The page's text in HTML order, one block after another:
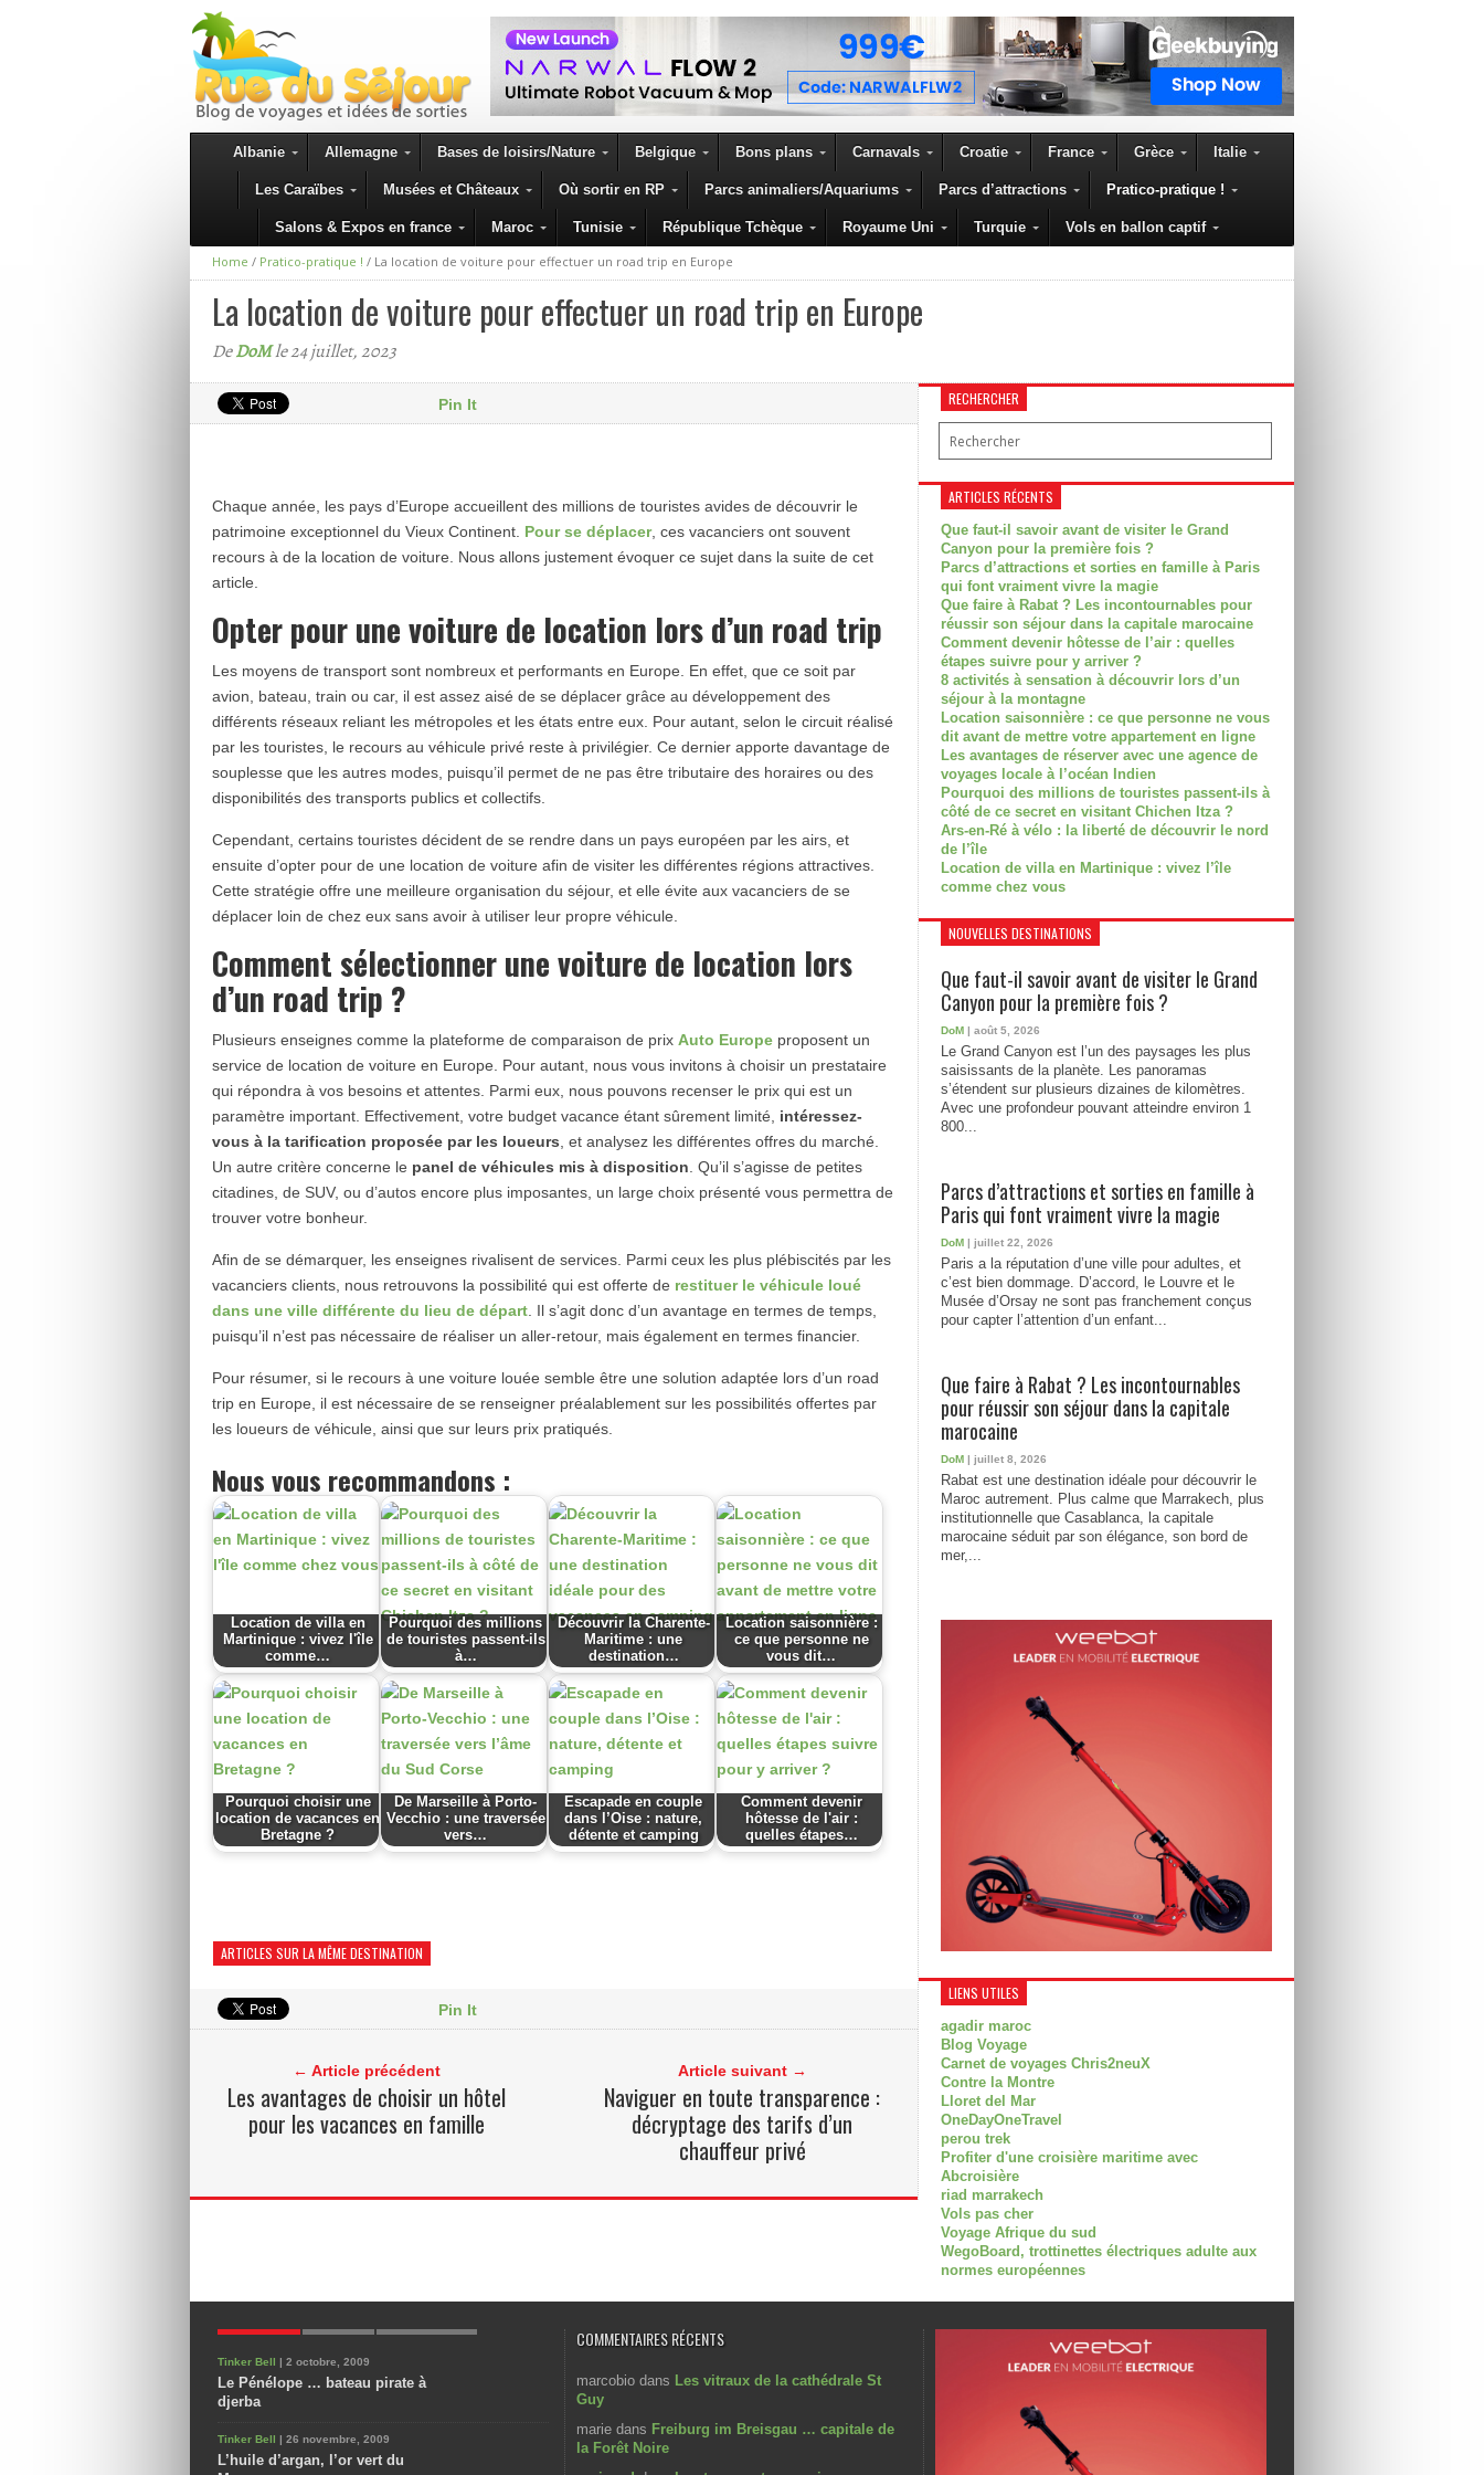
Albanie Allemagne Bases de loisirs/Nature Belgique Bons plans Carnavals Croatie France Grèce Italie
Les Caraïbes Musées et Châteaux Où sortir en RP Parcs animaliers/Aquariums Parcs d’attractions Pratico-pratique !
Salons & Expos en france Maroc Tunisie République Tchèque Royaume Uni Turquie Vols en ballon captif
Home / Pratico-pratique ! / La location de voiture pour effectuer un road trip en Europe
La location de voiture pour effectuer un road trip en Europe
DeDoMle 24 juillet, 2023
Pin It
Chaque année, les pays d’Europe accueillent des millions de touristes avides de découvrir le
patrimoine exceptionnel du Vieux Continent. Pour se déplacer, ces vacanciers ont souvent
recours à de la location de voiture. Nous allons justement évoquer ce sujet dans la suite de cet
article.
Opter pour une voiture de location lors d’un road trip
Les moyens de transport sont nombreux et performants en Europe. En effet, que ce soit par
avion, bateau, train ou car, il est assez aisé de se déplacer grâce au développement des
différents réseaux reliant les métropoles et les états entre eux. Pour autant, selon le circuit réalisé
par les touristes, le recours au véhicule privé reste à privilégier. Ce dernier apporte davantage de
souplesse que les autres modes, puisqu’il permet de ne pas être tributaire des horaires ou des
disponibilités des transports publics et collectifs.
Cependant, certains touristes décident de se rendre dans un pays européen par les airs, et
ensuite d’opter pour de une location de voiture afin de visiter les différentes régions attractives.
Cette stratégie offre une meilleure organisation du séjour, et elle évite aux vacanciers de se
déplacer loin de chez eux sans avoir à utiliser leur propre véhicule.
Comment sélectionner une voiture de location lors
d’un road trip ?
Plusieurs enseignes comme la plateforme de comparaison de prix Auto Europe proposent un
service de location de voiture en Europe. Pour autant, nous vous invitons à choisir un prestataire
qui répondra à vos besoins et attentes. Parmi eux, nous pouvons recenser le prix qui est un
paramètre important. Effectivement, votre budget vacance étant sûrement limité,
intéressez-
vous à la tarification proposée par les loueurs , et analysez les différentes offres du marché.
Un autre critère concerne le panel de véhicules mis à disposition . Qu’il s’agisse de petites
citadines, de SUV, ou d’autos encore plus imposantes, un large choix présenté vous permettra de
trouver votre bonheur.
Afin de se démarquer, les enseignes rivalisent de services. Parmi ceux les plus plébiscités par les
vacanciers clients, nous retrouvons la possibilité qui est offerte de restituer le véhicule loué
dans une ville différente du lieu de départ . Il s’agit donc d’un avantage en termes de temps,
puisqu’il n’est pas nécessaire de réaliser un aller-retour, mais également en termes financier.
Pour résumer, si le recours à une voiture louée semble être une solution adaptée lors d’un road
trip en Europe, il est nécessaire de se renseigner préalablement sur les possibilités offertes par
les loueurs de véhicule, ainsi que sur leurs prix pratiqués.
Nous vous recommandons :
Location de villa en
Martinique : vivez l'île
comme…
Pourquoi des millions
de touristes passent-ils
à…
Découvrir la Charente-
Maritime : une
destination…
Location saisonnière :
ce que personne ne
vous dit…
Pourquoi choisir une
location de vacances en
Bretagne ?
De Marseille à Porto-
Vecchio : une traversée
vers…
Escapade en couple
dans l’Oise : nature,
détente et camping
Comment devenir
hôtesse de l'air :
quelles étapes…
ARTICLES SUR LA MÊME DESTINATION
Pin It
← Article précédent
Les avantages de choisir un hôtel
pour les vacances en famille
Article suivant →
Naviguer en toute transparence :
décryptage des tarifs d’un
chauffeur privé
RECHERCHER
ARTICLES RÉCENTS
Que faut-il savoir avant de visiter le Grand
Canyon pour la première fois ?
Parcs d’attractions et sorties en famille à Paris
qui font vraiment vivre la magie
Que faire à Rabat ? Les incontournables pour
réussir son séjour dans la capitale marocaine
Comment devenir hôtesse de l’air : quelles
étapes suivre pour y arriver ?
8 activités à sensation à découvrir lors d’un
séjour à la montagne
Location saisonnière : ce que personne ne vous
dit avant de mettre votre appartement en ligne
Les avantages de réserver avec une agence de
voyages locale à l’océan Indien
Pourquoi des millions de touristes passent-ils à
côté de ce secret en visitant Chichen Itza ?
Ars-en-Ré à vélo : la liberté de découvrir le nord
de l’île
Location de villa en Martinique : vivez l’île
comme chez vous
NOUVELLES DESTINATIONS
Que faut-il savoir avant de visiter le Grand
Canyon pour la première fois ?
DoM | août 5, 2026
Le Grand Canyon est l’un des paysages les plus
saisissants de la planète. Les panoramas
s’étendent sur plusieurs dizaines de kilomètres.
Avec une profondeur pouvant atteindre environ 1
800...
Parcs d’attractions et sorties en famille à
Paris qui font vraiment vivre la magie
DoM | juillet 22, 2026
Paris a la réputation d’une ville pour adultes, et
c’est bien dommage. D’accord, le Louvre et le
Musée d’Orsay ne sont pas franchement conçus
pour capter l’attention d’un enfant...
Que faire à Rabat ? Les incontournables
pour réussir son séjour dans la capitale
marocaine
DoM | juillet 8, 2026
Rabat est une destination idéale pour découvrir le
Maroc autrement. Plus calme que Marrakech, plus
institutionnelle que Casablanca, la capitale
marocaine séduit par son élégance, son bord de
mer,...
LIENS UTILES
agadir maroc
Blog Voyage
Carnet de voyages Chris2neuX
Contre la Montre
Lloret del Mar
OneDayOneTravel
perou trek
Profiter d'une croisière maritime avec
Abcroisière
riad marrakech
Vols pas cher
Voyage Afrique du sud
WegoBoard, trottinettes électriques adulte aux
normes européennes
Tinker Bell | 2 octobre, 2009
Le Pénélope … bateau pirate à
djerba
Tinker Bell | 26 novembre, 2009
L’huile d’argan, l’or vert du
COMMENTAIRES RÉCENTS
marcobio dans Les vitraux de la cathédrale St
Guy
marie dans Freiburg im Breisgau … capitale de
la Forêt Noire